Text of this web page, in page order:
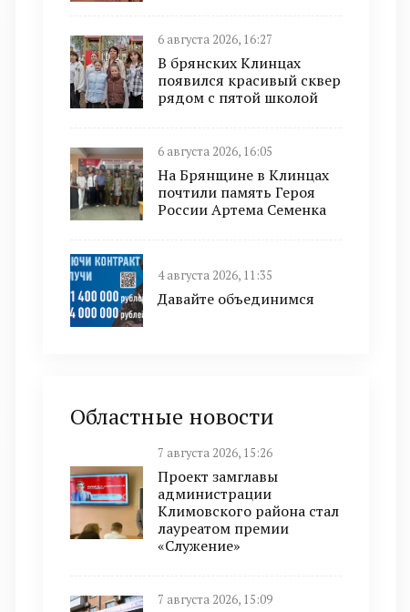
6 августа 2026, 16:27
В брянских Клинцах
появился красивый сквер
рядом с пятой школой
6 августа 2026, 16:05
На Брянщине в Клинцах
почтили память Героя
России Артема Семенка
4 августа 2026, 11:35
Давайте объединимся
Областные новости
7 августа 2026, 15:26
Проект замглавы
администрации
Климовского района стал
лауреатом премии
«Служение»
7 августа 2026, 15:09